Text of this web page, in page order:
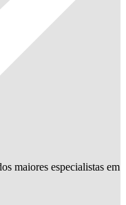
maiores especialistas em